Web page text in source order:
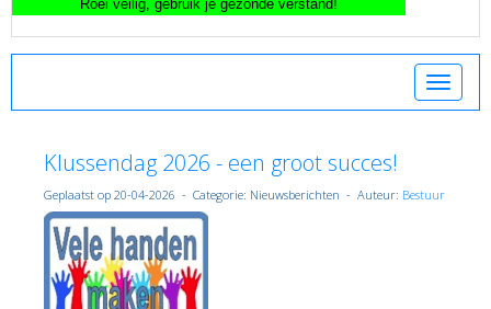
Toggle
Klussendag 2026 - een groot succes!
Geplaatst op 20-04-2026 - Categorie: Nieuwsberichten - Auteur: Bestuur